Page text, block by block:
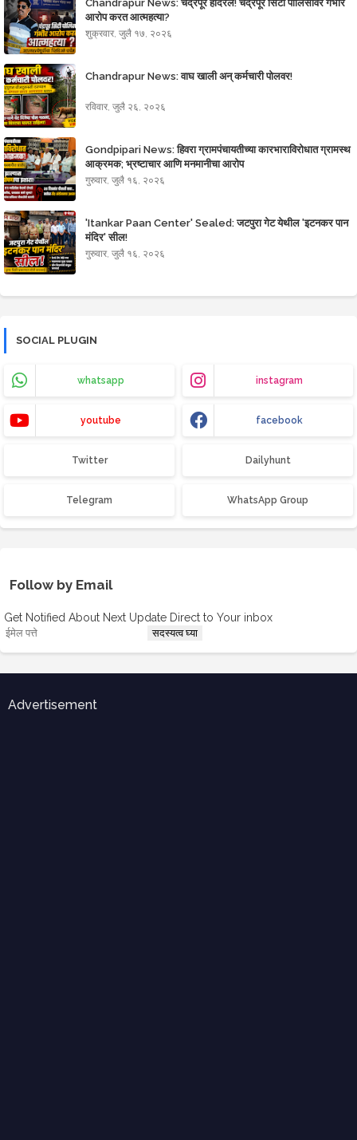
Chandrapur News: चंद्रपूर हादरले! चंद्रपूर सिटी पोलिसांवर गंभीर
आरोप करत आत्महत्या?
शुक्रवार, जुलै १७, २०२६
Chandrapur News: वाघ खाली अन् कर्मचारी पोलवर!
रविवार, जुलै २६, २०२६
Gondpipari News: हिवरा ग्रामपंचायतीच्या कारभाराविरोधात ग्रामस्थ
आक्रमक; भ्रष्टाचार आणि मनमानीचा आरोप
गुरुवार, जुलै १६, २०२६
'Itankar Paan Center' Sealed: जटपुरा गेट येथील 'इटनकर पान
मंदिर' सील!
गुरुवार, जुलै १६, २०२६
SOCIAL PLUGIN
whatsapp instagram
youtube facebook
Twitter Dailyhunt
Telegram WhatsApp Group
Follow by Email
Get Notified About Next Update Direct to Your inbox
Advertisement